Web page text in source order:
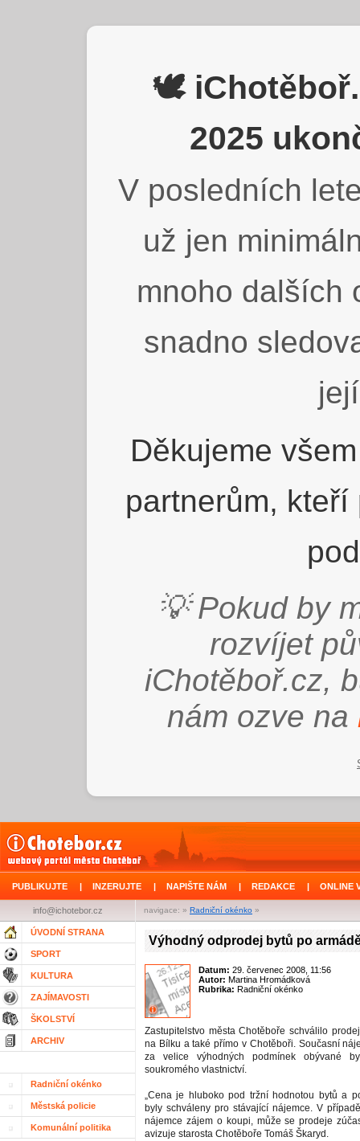
🕊️
2025
V posledních
už jen
mnoho dalších
snadno
Děkujeme
partnerům,
💡 Pokud by
rozvíjet
iChotěboř.cz,
nám ozve na
PUBLIKUJTE | INZERUJTE | NAPIŠTE NÁM | REDAKCE | ONLINE
navigace: » Radniční okénko »
info@ichotebor.cz
ÚVODNÍ STRANA
SPORT
KULTURA
ZAJÍMAVOSTI
ŠKOLSTVÍ
ARCHIV
Radniční okénko
Městská policie
Komunální politika
Výhodný odprodej bytů po
Datum: 29. červenec 2008, 11:56
Autor: Martina Hromádková
Rubrika: Radniční okénko
Zastupitelstvo města Chotěboře schválilo
na Bílku a také přímo v Chotěboři. Současní
za velice výhodných podmínek obývané
soukromého vlastnictví.
„Cena je hluboko pod tržní hodnotou bytů a
byly schváleny pro stávající nájemce. V
nájemce zájem o koupi, může se prodeje
avizuje starosta Chotěboře Tomáš Škaryd.